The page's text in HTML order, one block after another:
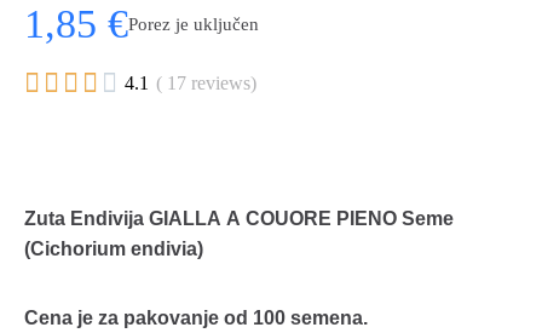
1,85 €Porez je uključen
     4.1 ( 17 reviews)
Zuta Endivija GIALLA A COUORE PIENO Seme
(Cichorium endivia)
Cena je za pakovanje od 100 semena.